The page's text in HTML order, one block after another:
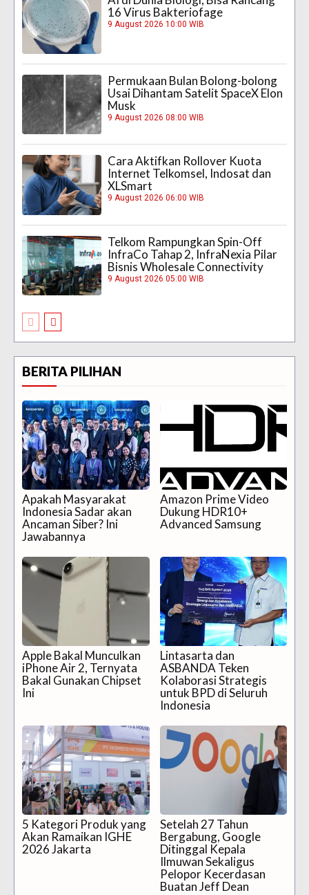
16 Virus Bakteriofage
9 August 2026 10:00 WIB
Permukaan Bulan Bolong-bolong
Usai Dihantam Satelit SpaceX Elon
Musk
9 August 2026 08:00 WIB
Cara Aktifkan Rollover Kuota
Internet Telkomsel, Indosat dan
XLSmart
9 August 2026 06:00 WIB
Telkom Rampungkan Spin-Off
InfraCo Tahap 2, InfraNexia Pilar
Bisnis Wholesale Connectivity
9 August 2026 05:00 WIB
BERITA PILIHAN
Apakah Masyarakat
Indonesia Sadar akan
Ancaman Siber? Ini
Jawabannya
Amazon Prime Video
Dukung HDR10+
Advanced Samsung
Apple Bakal Munculkan
iPhone Air 2, Ternyata
Bakal Gunakan Chipset
Ini
Lintasarta dan
ASBANDA Teken
Kolaborasi Strategis
untuk BPD di Seluruh
Indonesia
5 Kategori Produk yang
Akan Ramaikan IGHE
2026 Jakarta
Setelah 27 Tahun
Bergabung, Google
Ditinggal Kepala
Ilmuwan Sekaligus
Pelopor Kecerdasan
Buatan Jeff Dean